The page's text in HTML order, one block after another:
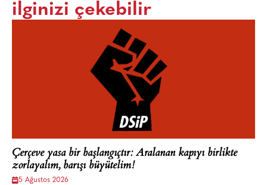
ilginizi çekebilir
Çerçeve yasa bir başlangıçtır: Aralanan kapıyı birlikte
zorlayalım, barışı büyütelim!
5 Ağustos 2026